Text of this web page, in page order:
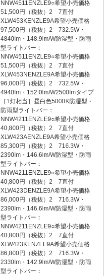
NNW4511ENZLE9○希望小売価格
51,500円（税抜）2 7直付
XLW453KENZLE9A希望小売価格
97,500円（税抜）2 732.5W・
4840lm・148.9lm/W防湿型・防雨
型ライトバー：
NNW4511ENZLE9○希望小売価格
51,500円（税抜）2 7直付
XLW453NENZLE9A希望小売価格
96,000円（税抜）2 732.5W・
4940lm・152.0lm/W2500lmタイプ
［1灯相当］昼白色5000K防湿型・
防雨型ライトバー：
NNW4211ENZLE9○希望小売価格
40,800円（税抜）2 7直付
XLW423AENZLE9A希望小売価格
85,300円（税抜）2 716.3W・
2390lm・146.6lm/W防湿型・防雨
型ライトバー：
NNW4211ENZLE9○希望小売価格
40,800円（税抜）2 7直付
XLW423DENZLE9A希望小売価格
86,000円（税抜）2 716.3W・
2390lm・146.6lm/W防湿型・防雨
型ライトバー：
NNW4211ENZLE9○希望小売価格
40,800円（税抜）2 7直付
XLW423KENZLE9A希望小売価格
86,800円（税抜）2 716.3W・
2330lm・142.9lm/W防湿型・防雨
型ライトバー：